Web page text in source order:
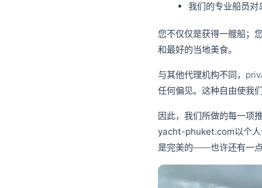
我们的专业船员对
您不仅仅是获得一艘船；
和最好的当地美食。
与其他代理机构不同，
任何偏见。这种自由使我
因此，我们所做的每一项
yacht-phuket.com以个
是完美的——也许还有一